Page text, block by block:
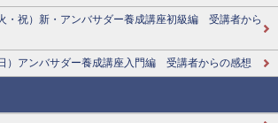
・祝）新・アンバサダー養成講座初級編 受講者から
）アンバサダー養成講座入門編 受講者からの感想